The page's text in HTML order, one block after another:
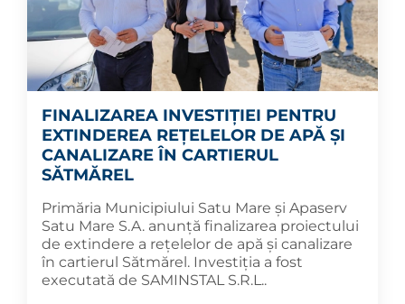
FINALIZAREA INVESTIȚIEI PENTRU
EXTINDEREA REȚELELOR DE APĂ ȘI
CANALIZARE ÎN CARTIERUL
SĂTMĂREL
Primăria Municipiului Satu Mare și Apaserv
Satu Mare S.A. anunță finalizarea proiectului
de extindere a rețelelor de apă și canalizare
în cartierul Sătmărel. Investiția a fost
executată de SAMINSTAL S.R.L..